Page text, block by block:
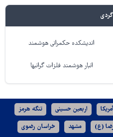
اندیشکده حکمرانی هوشمند
انبار هوشمند فلزات گرانبها
آمریکا اربعین حسینی تنگه هرمز
(ع) مشهد خراسان رضوی